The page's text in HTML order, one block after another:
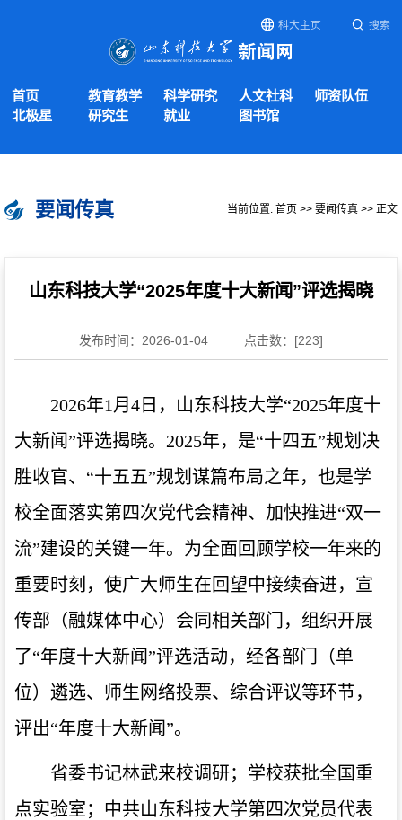
科大主页 搜索
首页 教育教学 科学研究 人文社科
师资队伍
北极星
研究生 就业 图书馆
要闻传真 当前位置: 首页 >> 要闻传真 >> 正文
山东科技大学“2025年度十大新闻”评选揭晓
发布时间：2026-01-04 点击数：[223]
2026年1月4日，山东科技大学“2025年度十
大新闻”评选揭晓。2025年，是“十四五”规划决
胜收官、“十五五”规划谋篇布局之年，也是学
校全面落实第四次党代会精神、加快推进“双一
流”建设的关键一年。为全面回顾学校一年来的
重要时刻，使广大师生在回望中接续奋进，宣
传部（融媒体中心）会同相关部门，组织开展
了“年度十大新闻”评选活动，经各部门（单
位）遴选、师生网络投票、综合评议等环节，
评出“年度十大新闻”。
省委书记林武来校调研；学校获批全国重
点实验室；中共山东科技大学第四次党员代表